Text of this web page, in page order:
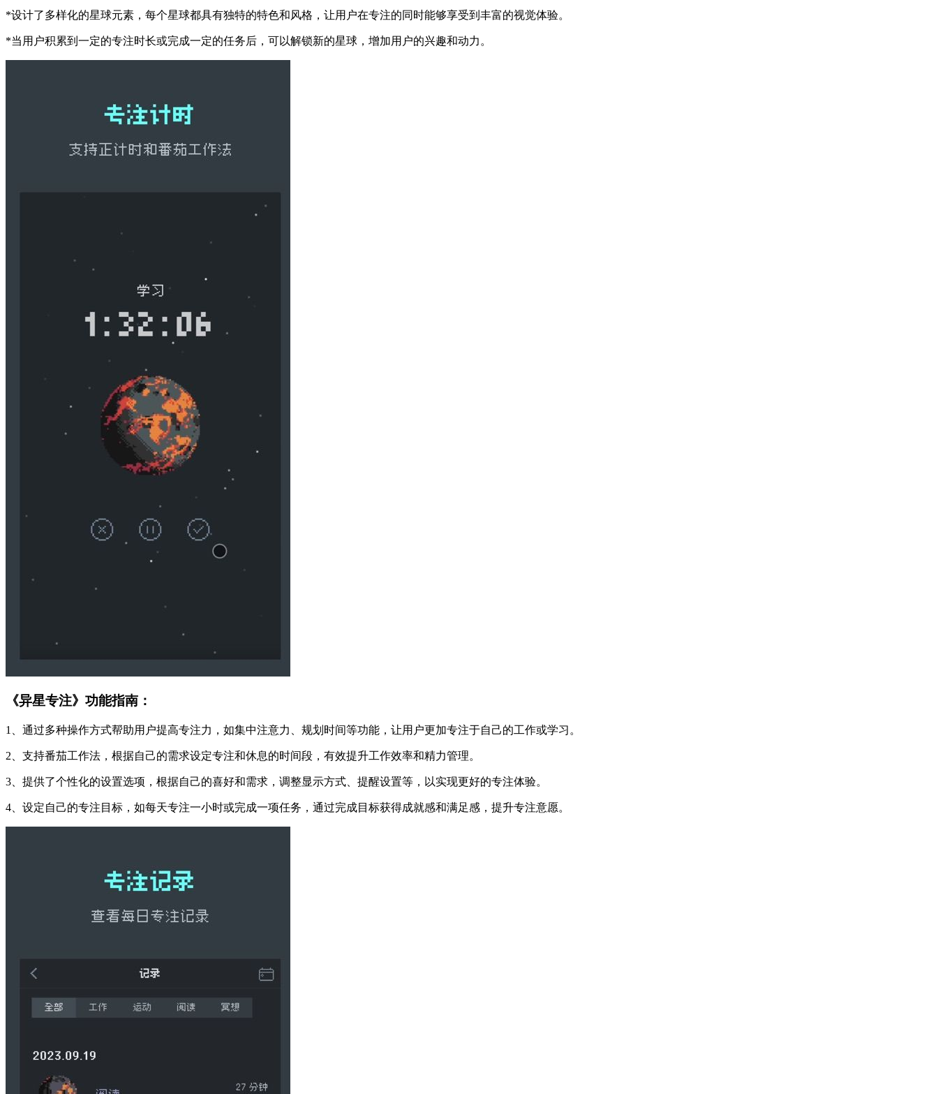
*设计了多样化的星球元素，每个星球都具有独特的特色和风格，让用户在专注的同时能够享受到丰富的视觉体验。
*当用户积累到一定的专注时长或完成一定的任务后，可以解锁新的星球，增加用户的兴趣和动力。
《异星专注》功能指南：
1、通过多种操作方式帮助用户提高专注力，如集中注意力、规划时间等功能，让用户更加专注于自己的工作或学习。
2、支持番茄工作法，根据自己的需求设定专注和休息的时间段，有效提升工作效率和精力管理。
3、提供了个性化的设置选项，根据自己的喜好和需求，调整显示方式、提醒设置等，以实现更好的专注体验。
4、设定自己的专注目标，如每天专注一小时或完成一项任务，通过完成目标获得成就感和满足感，提升专注意愿。